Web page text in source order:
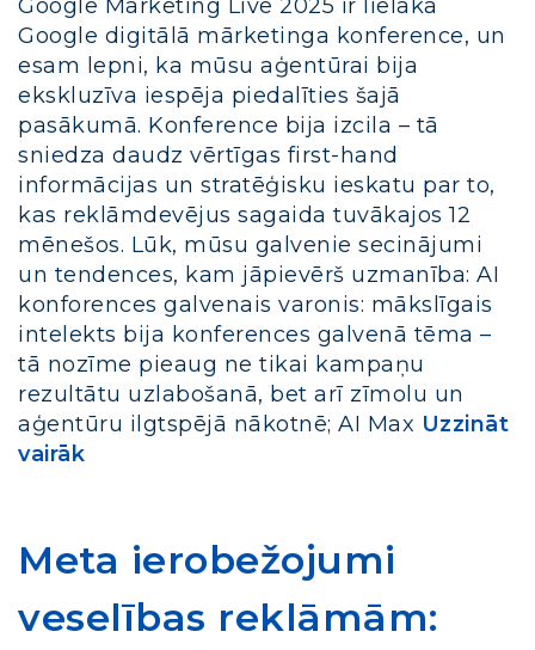
Google Marketing Live 2025 ir lielākā
Google digitālā mārketinga konference, un
esam lepni, ka mūsu aģentūrai bija
ekskluzīva iespēja piedalīties šajā
pasākumā. Konference bija izcila – tā
sniedza daudz vērtīgas first-hand
informācijas un stratēģisku ieskatu par to,
kas reklāmdevējus sagaida tuvākajos 12
mēnešos. Lūk, mūsu galvenie secinājumi
un tendences, kam jāpievērš uzmanība: AI
konforences galvenais varonis: mākslīgais
intelekts bija konferences galvenā tēma –
tā nozīme pieaug ne tikai kampaņu
rezultātu uzlabošanā, bet arī zīmolu un
aģentūru ilgtspējā nākotnē; AI Max Uzzināt
vairāk
Meta ierobežojumi
veselības reklāmām: